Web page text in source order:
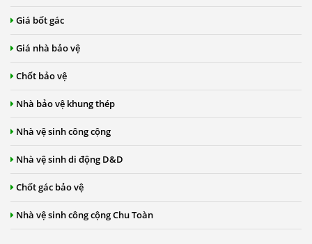
Giá bốt gác
Giá nhà bảo vệ
Chốt bảo vệ
Nhà bảo vệ khung thép
Nhà vệ sinh công cộng
Nhà vệ sinh di động D&D
Chốt gác bảo vệ
Nhà vệ sinh công cộng Chu Toàn